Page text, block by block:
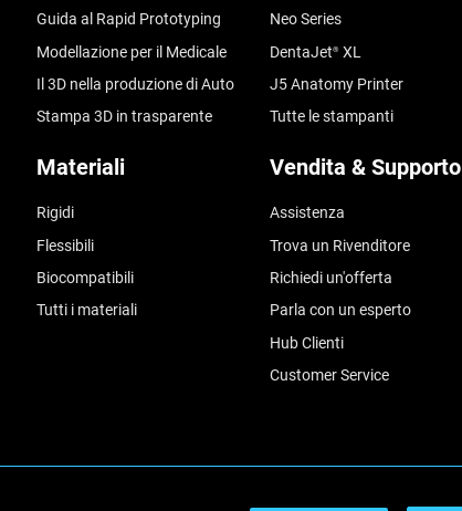
Guida al Rapid Prototyping
Modellazione per il Medicale
Il 3D nella produzione di Auto
Stampa 3D in trasparente
Neo Series
DentaJet® XL
J5 Anatomy Printer
Tutte le stampanti
Materiali
Rigidi
Flessibili
Biocompatibili
Tutti i materiali
Vendita & Supporto
Assistenza
Trova un Rivenditore
Richiedi un'offerta
Parla con un esperto
Hub Clienti
Customer Service